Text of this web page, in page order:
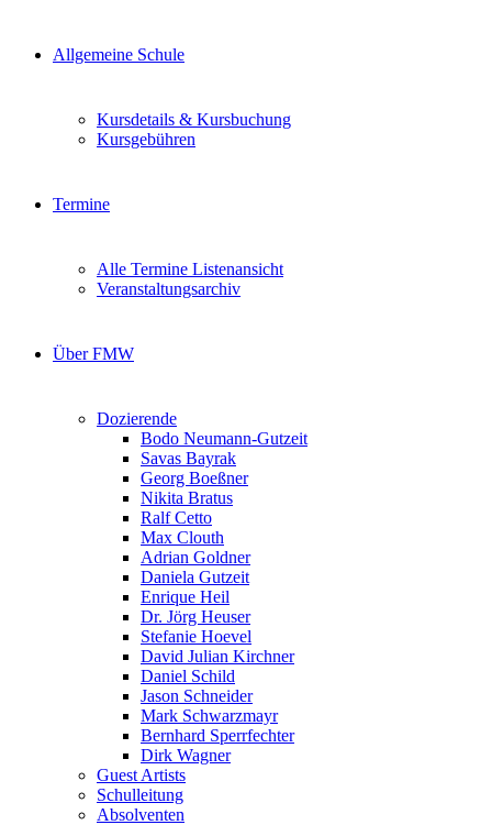
Allgemeine Schule
Kursdetails & Kursbuchung
Kursgebühren
Termine
Alle Termine Listenansicht
Veranstaltungsarchiv
Über FMW
Dozierende
Bodo Neumann-Gutzeit
Savas Bayrak
Georg Boeßner
Nikita Bratus
Ralf Cetto
Max Clouth
Adrian Goldner
Daniela Gutzeit
Enrique Heil
Dr. Jörg Heuser
Stefanie Hoevel
David Julian Kirchner
Daniel Schild
Jason Schneider
Mark Schwarzmayr
Bernhard Sperrfechter
Dirk Wagner
Guest Artists
Schulleitung
Absolventen